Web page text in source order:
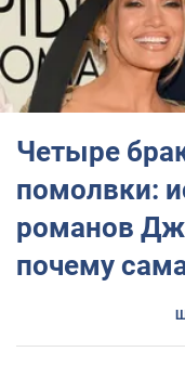
Четыре
помолвки:
романов
почему
женщина на
одна в 57